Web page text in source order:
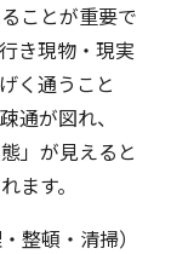
ことが重要で
き現物・現実
く通うこと
通が図れ、
」が見えると
ます。
整頓・清掃）